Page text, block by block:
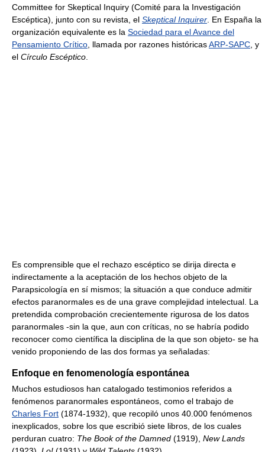
Committee for Skeptical Inquiry (Comité para la Investigación
Escéptica), junto con su revista, el Skeptical Inquirer . En España la
organización equivalente es la Sociedad para el Avance del
Pensamiento Crítico , llamada por razones históricasARP-SAPC , y
el Círculo Escéptico
Es comprensible que el rechazo escéptico se dirija directa e
indirectamente a la aceptación de los hechos objeto de la
Parapsicología en sí mismos; la situación a que conduce admitir
efectos paranormales es de una grave complejidad intelectual. La
pretendida comprobación crecientemente rigurosa de los datos
paranormales -sin la que, aun con críticas, no se habría podido
reconocer como científica la disciplina de la que son objeto- se ha
venido proponiendo de las dos formas ya señaladas:
Enfoque en fenomenología espontánea
Muchos estudiosos han catalogado testimonios referidos a
fenómenos paranormales espontáneos, como el trabajo de
Charles Fort (1874-1932), que recopiló unos 40.000 fenómenos
inexplicados, sobre los que escribió siete libros, de los cuales
perduran cuatro: The Book of the Damned (1919), New Lands